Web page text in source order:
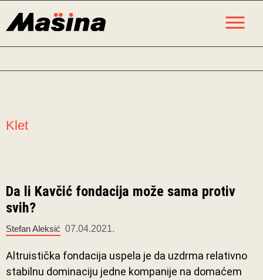
Klet
Da li Kavčić fondacija može sama protiv
svih?
Stefan Aleksić 07.04.2021.
Altruistička fondacija uspela je da uzdrma relativno
stabilnu dominaciju jedne kompanije na domaćem